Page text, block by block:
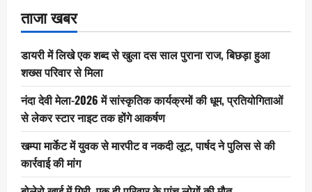
ताजा खबर
डायरी में लिखे एक शब्द से खुला दस साल पुराना राज, बिछड़ा हुआ
शख्स परिवार से मिला
नंदा देवी मेला-2026 में सांस्कृतिक कार्यक्रमों की धूम, प्रतियोगिताओं
से लेकर स्टार नाइट तक होंगे आकर्षण
खम्पा मार्केट में युवक से मारपीट व नकदी लूट, पार्षद ने पुलिस से की
कार्रवाई की मांग